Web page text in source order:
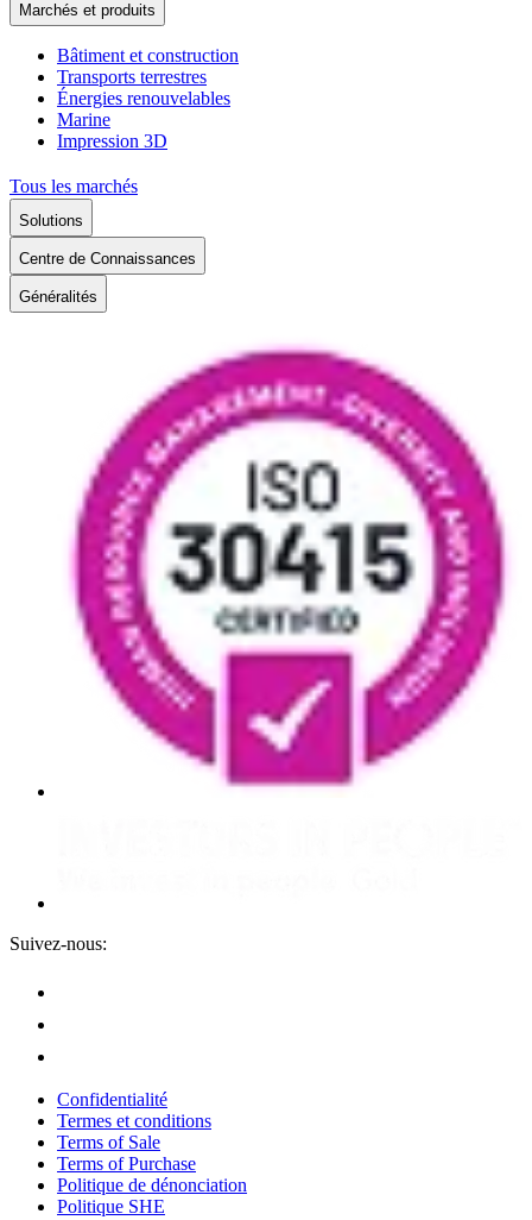
Marchés et produits
Bâtiment et construction
Transports terrestres
Énergies renouvelables
Marine
Impression 3D
Tous les marchés
Solutions
Centre de Connaissances
Généralités
Suivez-nous:
Confidentialité
Termes et conditions
Terms of Sale
Terms of Purchase
Politique de dénonciation
Politique SHE